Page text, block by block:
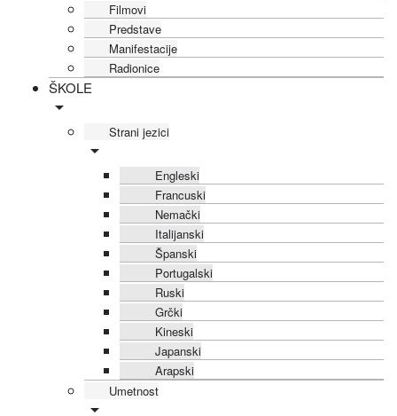
Filmovi
Predstave
Manifestacije
Radionice
ŠKOLE
Strani jezici
Engleski
Francuski
Nemački
Italijanski
Španski
Portugalski
Ruski
Grčki
Kineski
Japanski
Arapski
Umetnost